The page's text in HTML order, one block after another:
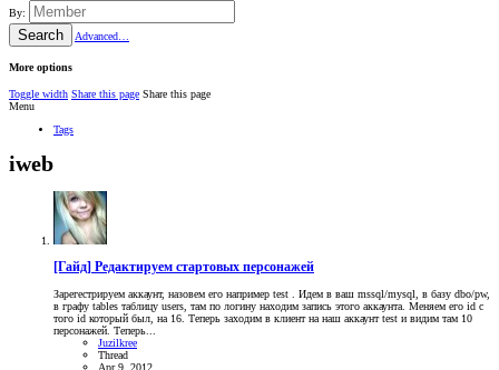
By:
Search Advanced…
More options
Toggle width Share this page Share this page
Menu
Tags
iweb
[Гайд] Редактируем стартовых персонажей
Зарегестрируем аккаунт, назовем его например test . Идем в ваш mssql/mysql, в базу dbo/pw,
в графу tables таблицу users, там по логину находим запись этого аккаунта. Меняем его id с
того id который был, на 16. Теперь заходим в клиент на наш аккаунт test и видим там 10
персонажей. Теперь...
Juzilkree
Thread
Apr 9, 2012